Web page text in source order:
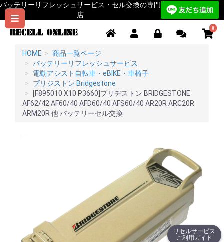
リセルサービス
ご利用ガイド
バッテリーリフレッシュサービス・セル交換の専門
店
0
HOME
商品一覧ページ
バッテリーリフレッシュサービス
電動アシスト自転車・eBIKE・車椅子
ブリジストン Bridgestone
[F895010 X10 P3660]ブリヂストン BRIDGESTONE
AF62/42 AF60/40 AFD60/40 AFS60/40 AR20R ARC20R
ARM20R 他 バッテリーセル交換